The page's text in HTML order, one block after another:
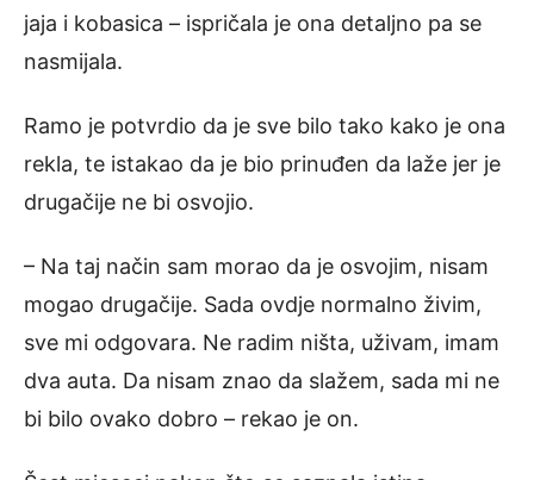
jaja i kobasica – ispričala je ona detaljno pa se
nasmijala.
Ramo je potvrdio da je sve bilo tako kako je ona
rekla, te istakao da je bio prinuđen da laže jer je
drugačije ne bi osvojio.
– Na taj način sam morao da je osvojim, nisam
mogao drugačije. Sada ovdje normalno živim,
sve mi odgovara. Ne radim ništa, uživam, imam
dva auta. Da nisam znao da slažem, sada mi ne
bi bilo ovako dobro – rekao je on.